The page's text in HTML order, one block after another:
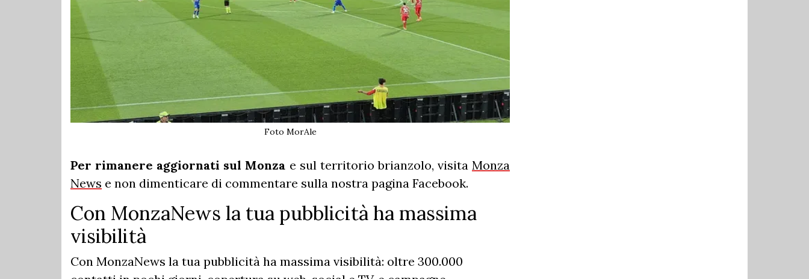
Foto MorAle
Per rimanere aggiornati sul Monza e sul territorio brianzolo, visitaMonza
News e non dimenticare di commentare sulla nostra pagina Facebook.
Con MonzaNews la tua pubblicità ha massima
visibilità
Con MonzaNews la tua pubblicità ha massima visibilità: oltre 300.000